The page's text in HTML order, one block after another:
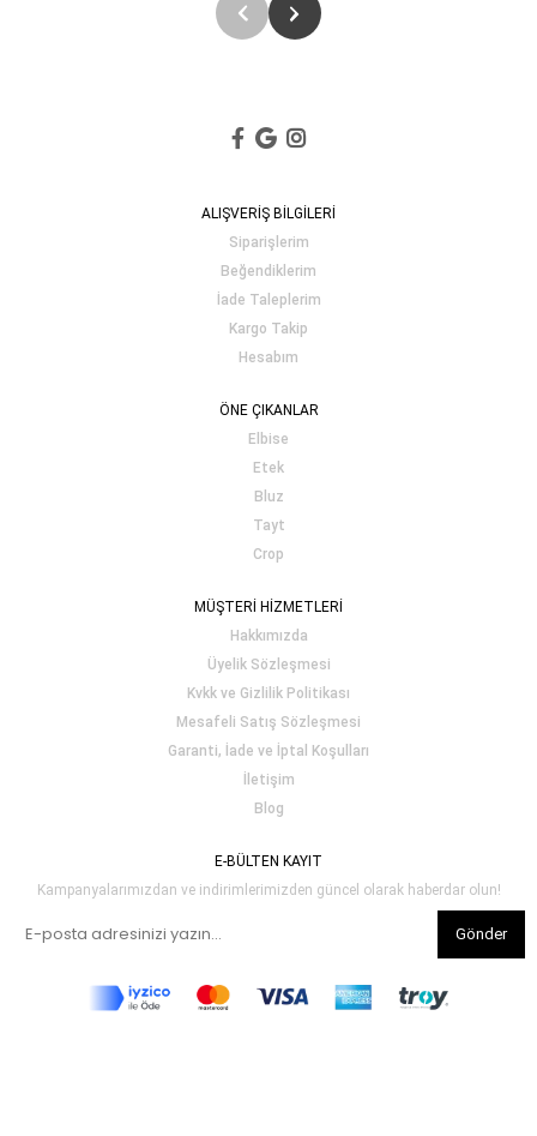
ALIŞVERİŞ BİLGİLERİ
Siparişlerim
Beğendiklerim
İade Taleplerim
Kargo Takip
Hesabım
ÖNE ÇIKANLAR
Elbise
Etek
Bluz
Tayt
Crop
MÜŞTERİ HİZMETLERİ
Hakkımızda
Üyelik Sözleşmesi
Kvkk ve Gizlilik Politikası
Mesafeli Satış Sözleşmesi
Garanti, İade ve İptal Koşulları
İletişim
Blog
E-BÜLTEN KAYIT
Kampanyalarımızdan ve indirimlerimizden güncel olarak haberdar olun!
Gönder